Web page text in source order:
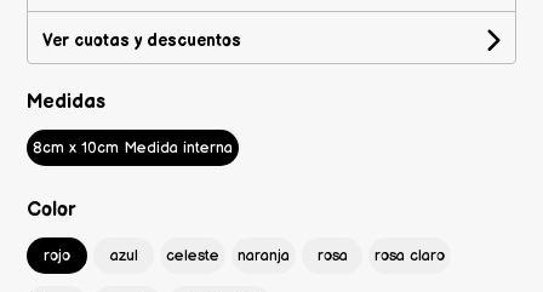
Ver cuotas y descuentos
Medidas
8cm x 10cm Medida interna
Color
rojo azul celeste naranja rosa rosa claro